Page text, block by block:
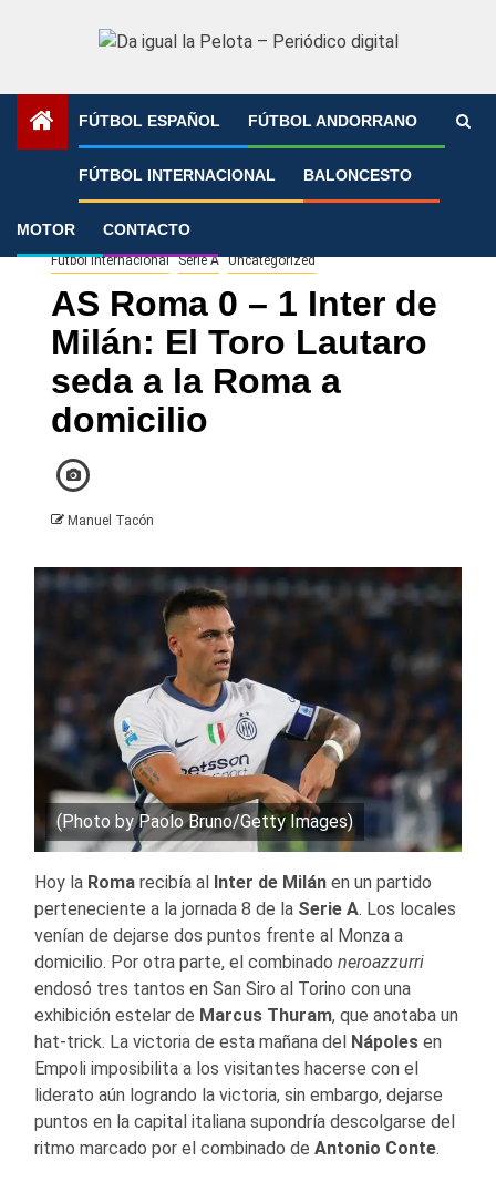
FÚTBOL ESPAÑOL FÚTBOL ANDORRANO
FÚTBOL INTERNACIONAL BALONCESTO
MOTOR CONTACTO
»
Fútbol Internacional Serie A Uncategorized
AS Roma 0 – 1 Inter de
Milán: El Toro Lautaro
seda a la Roma a
domicilio
Manuel Tacón
(Photo by Paolo Bruno/Getty Images)
Hoy la Roma recibía al Inter de Milán en un partido
perteneciente a la jornada 8 de la Serie A. Los locales
venían de dejarse dos puntos frente al Monza a
domicilio. Por otra parte, el combinado neroazzurri
endosó tres tantos en San Siro al Torino con una
exhibición estelar de Marcus Thuram, que anotaba un
hat-trick. La victoria de esta mañana del Nápoles en
Empoli imposibilita a los visitantes hacerse con el
liderato aún logrando la victoria, sin embargo, dejarse
puntos en la capital italiana supondría descolgarse del
ritmo marcado por el combinado de Antonio Conte.